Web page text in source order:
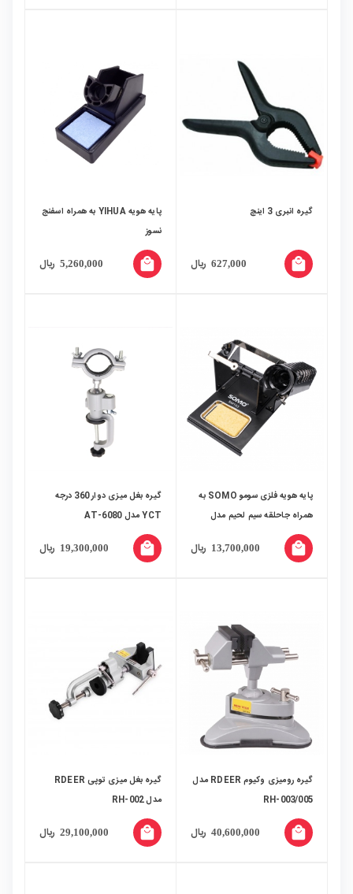
گیره انبری 3 اینچ
627,000 ریال local_mall
پایه هویه YIHUA به همراه اسفنج
نسوز
5,260,000 ریال local_mall
پایه هویه فلزی سومو SOMO به
همراه جاحلقه سیم لحیم مدل
SM103
13,700,000 ریال local_mall
گیره بغل میزی دوار 360 درجه
YCT مدل AT-6080
19,300,000 ریال local_mall
گیره رومیزی وکیوم RDEER مدل
RH-003/005
40,600,000 ریال local_mall
گیره بغل میزی توپی RDEER
مدل RH-002
29,100,000 ریال local_mall